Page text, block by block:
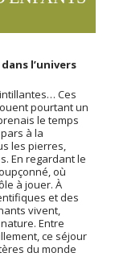
l’univers
Ces
pourtant un
le temps
à la
les pierres,
En regardant le
où
à jouer. À
et des
vivent,
Entre
ce séjour
du monde